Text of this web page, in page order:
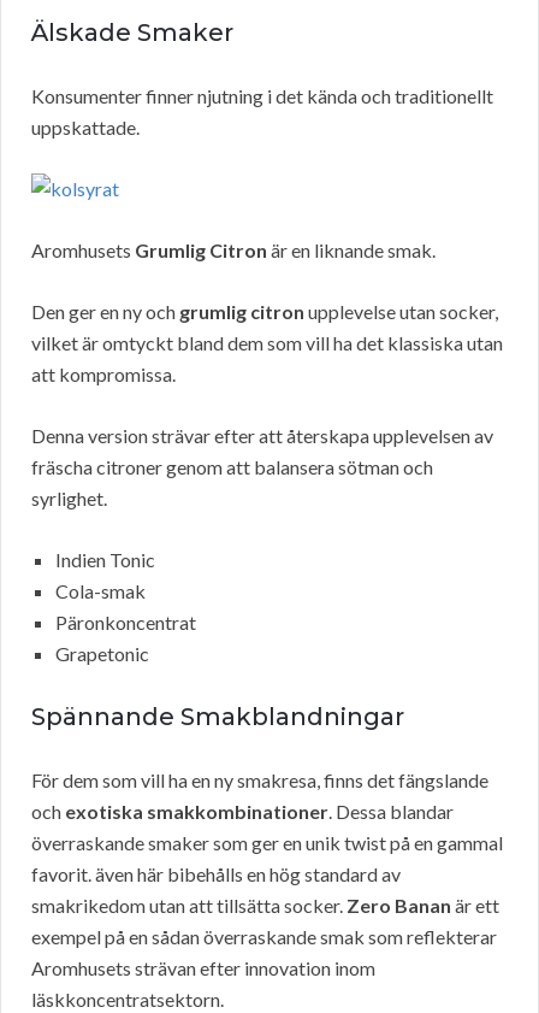
Älskade Smaker
Konsumenter finner njutning i det kända och traditionellt
uppskattade.
Aromhusets Grumlig Citron är en liknande smak.
Den ger en ny och grumlig citron upplevelse utan socker,
vilket är omtyckt bland dem som vill ha det klassiska utan
att kompromissa.
Denna version strävar efter att återskapa upplevelsen av
fräscha citroner genom att balansera sötman och
syrlighet.
Indien Tonic
Cola-smak
Päronkoncentrat
Grapetonic
Spännande Smakblandningar
För dem som vill ha en ny smakresa, finns det fängslande
och exotiska smakkombinationer. Dessa blandar
överraskande smaker som ger en unik twist på en gammal
favorit. även här bibehålls en hög standard av
smakrikedom utan att tillsätta socker. Zero Banan är ett
exempel på en sådan överraskande smak som reflekterar
Aromhusets strävan efter innovation inom
läskkoncentratsektorn.